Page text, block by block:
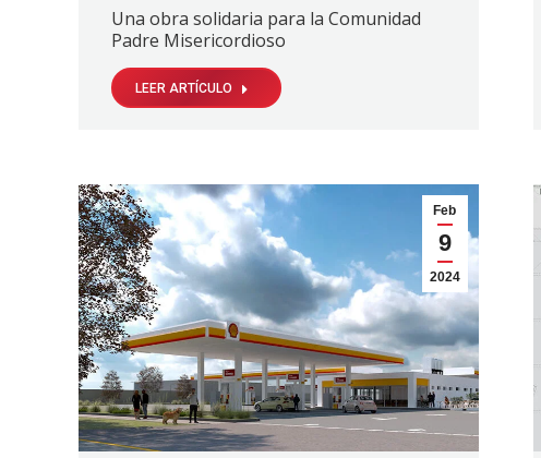
Una obra solidaria para la Comunidad
Padre Misericordioso
LEER ARTÍCULO
Feb
9
2024